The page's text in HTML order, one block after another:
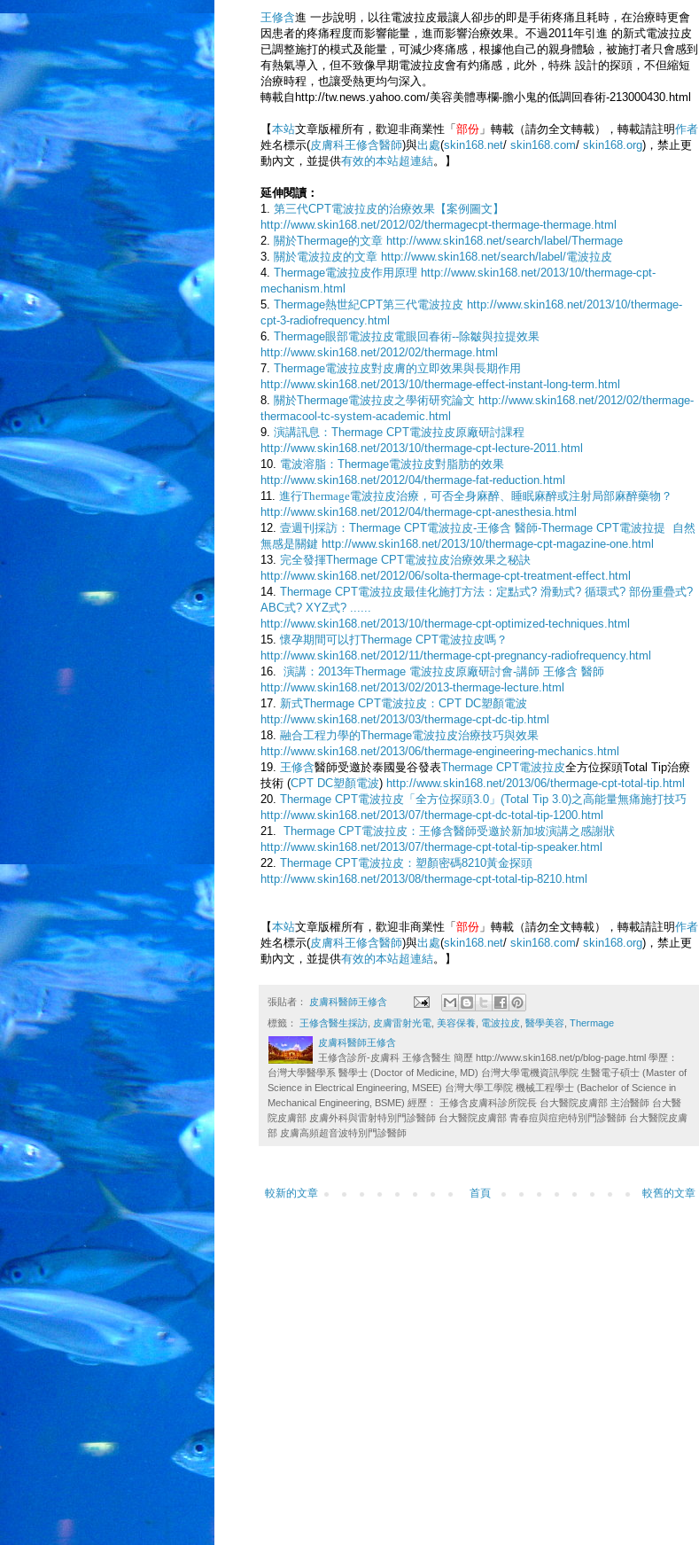
王修含進 一步說明，以往電波拉皮最讓人卻步的即是手術疼痛且耗時，在治療時更會
因患者的疼痛程度而影響能量，進而影響治療效果。不過2011年引進 的新式電波拉皮
已調整施打的模式及能量，可減少疼痛感，根據他自己的親身體驗，被施打者只會感到
有熱氣導入，但不致像早期電波拉皮會有灼痛感，此外，特殊 設計的探頭，不但縮短
治療時程，也讓受熱更均勻深入。
轉載自http://tw.news.yahoo.com/美容美體專欄-膽小鬼的低調回春術-213000430.html
【本站文章版權所有，歡迎非商業性「部份 」轉載（請勿全文轉載），轉載請註明作者
姓名標示(皮膚科王修含醫師)與出處(skin168.net/ skin168.com/ skin168.org)，禁止更
動內文，並提供有效的本站超連結。】
延伸閱讀：
1. 第三代CPT電波拉皮的治療效果【案例圖文】
http://www.skin168.net/2012/02/thermagecpt-thermage-thermage.html
2. 關於Thermage的文章 http://www.skin168.net/search/label/Thermage
3. 關於電波拉皮的文章 http://www.skin168.net/search/label/電波拉皮
4. Thermage電波拉皮作用原理 http://www.skin168.net/2013/10/thermage-cpt-
mechanism.html
5. Thermage熱世紀CPT第三代電波拉皮 http://www.skin168.net/2013/10/thermage-
cpt-3-radiofrequency.html
6. Thermage眼部電波拉皮電眼回春術--除皺與拉提效果
http://www.skin168.net/2012/02/thermage.html
7. Thermage電波拉皮對皮膚的立即效果與長期作用
http://www.skin168.net/2013/10/thermage-effect-instant-long-term.html
8. 關於Thermage電波拉皮之學術研究論文 http://www.skin168.net/2012/02/thermage-
thermacool-tc-system-academic.html
9. 演講訊息：Thermage CPT電波拉皮原廠研討課程
http://www.skin168.net/2013/10/thermage-cpt-lecture-2011.html
10. 電波溶脂 ：Thermage電波拉皮對脂肪的效果
http://www.skin168.net/2012/04/thermage-fat-reduction.html
11. 進行Thermage電波拉皮治療，可否全身麻醉、睡眠麻醉或注射局部麻醉藥物？
http://www.skin168.net/2012/04/thermage-cpt-anesthesia.html
12. 壹週刊採訪：Thermage CPT電波拉皮-王修含 醫師-Thermage CPT電波拉提 自然
無感是關鍵 http://www.skin168.net/2013/10/thermage-cpt-magazine-one.html
13. 完全發揮Thermage CPT電波拉皮治療效果之秘訣
http://www.skin168.net/2012/06/solta-thermage-cpt-treatment-effect.html
14. Thermage CPT電波拉皮最佳化施打方法：定點式? 滑動式? 循環式? 部份重疊式?
ABC式? XYZ式? ......
http://www.skin168.net/2013/10/thermage-cpt-optimized-techniques.html
15.懷孕期間可以打Thermage CPT電波拉皮嗎？
http://www.skin168.net/2012/11/thermage-cpt-pregnancy-radiofrequency.html
16. 演講：2013年Thermage 電波拉皮原廠研討會-講師 王修含 醫師
http://www.skin168.net/2013/02/2013-thermage-lecture.html
17. 新式Thermage CPT電波拉皮： CPT DC塑顏電波
http://www.skin168.net/2013/03/thermage-cpt-dc-tip.html
18. 融合工程力學的Thermage電波拉皮治療技巧與效果
http://www.skin168.net/2013/06/thermage-engineering-mechanics.html
19. 王修含醫師受邀於泰國曼谷發表Thermage CPT電波拉皮全方位探頭Total Tip治療
技術 (CPT DC塑顏電波) http://www.skin168.net/2013/06/thermage-cpt-total-tip.html
20. Thermage CPT電波拉皮「全方位探頭3.0」(Total Tip 3.0)之高能量無痛施打技巧
http://www.skin168.net/2013/07/thermage-cpt-dc-total-tip-1200.html
21. Thermage CPT電波拉皮：王修含醫師受邀於新加坡演講之感謝狀
http://www.skin168.net/2013/07/thermage-cpt-total-tip-speaker.html
22. Thermage CPT電波拉皮：塑顏密碼8210黃金探頭
http://www.skin168.net/2013/08/thermage-cpt-total-tip-8210.html
【本站文章版權所有，歡迎非商業性「部份 」轉載（請勿全文轉載），轉載請註明作者
姓名標示(皮膚科王修含醫師)與出處(skin168.net/ skin168.com/ skin168.org)，禁止更
動內文，並提供有效的本站超連結。】
張貼者： 皮膚科醫師王修含
標籤： 王修含醫生採訪 皮膚雷射光電 美容保養 電波拉皮 醫學美容 Thermage
皮膚科醫師王修含
王修含診所-皮膚科 王修含醫生 簡歷 http://www.skin168.net/p/blog-page.html 學歷：
台灣大學醫學系 醫學士 (Doctor of Medicine, MD) 台灣大學電機資訊學院 生醫電子碩士 (Master of
Science in Electrical Engineering, MSEE) 台灣大學工學院 機械工程學士 (Bachelor of Science in
Mechanical Engineering, BSME) 經歷： 王修含皮膚科診所院長 台大醫院皮膚部 主治醫師 台大醫
院皮膚部 皮膚外科與雷射特別門診醫師 台大醫院皮膚部 青春痘與痘疤特別門診醫師 台大醫院皮膚
部 皮膚高頻超音波特別門診醫師
較新的文章 較舊的文章
首頁